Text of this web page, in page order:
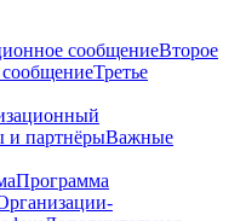
сообщениеВторое
Третье
и партнёрыВажные
Программа